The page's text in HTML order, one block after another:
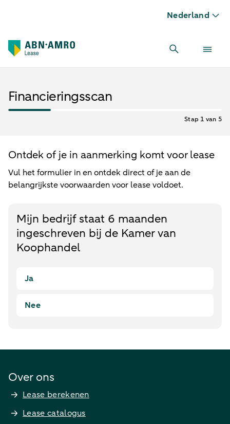
Nederland
Financieringsscan
Stap 1 van 5
Ontdek of je in aanmerking komt voor lease
Vul het formulier in en ontdek direct of je aan de
belangrijkste voorwaarden voor lease voldoet.
Mijn bedrijf staat 6 maanden
ingeschreven bij de Kamer van
Koophandel
Ja
Nee
Over ons
Lease berekenen
Lease catalogus